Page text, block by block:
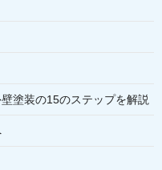
塗装の15のステップを解説